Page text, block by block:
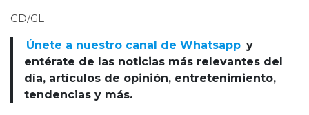
CD/GL
Únete a nuestro canal de Whatsapp y
entérate de las noticias más relevantes del
día, artículos de opinión, entretenimiento,
tendencias y más.